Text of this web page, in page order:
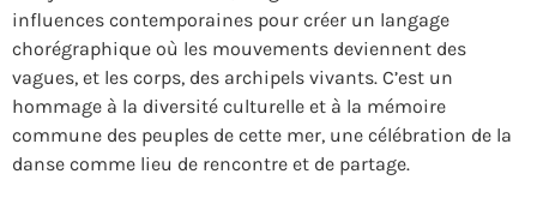
influences contemporaines pour créer un langage
chorégraphique où les mouvements deviennent des
vagues, et les corps, des archipels vivants. C’est un
hommage à la diversité culturelle et à la mémoire
commune des peuples de cette mer, une célébration de la
danse comme lieu de rencontre et de partage.